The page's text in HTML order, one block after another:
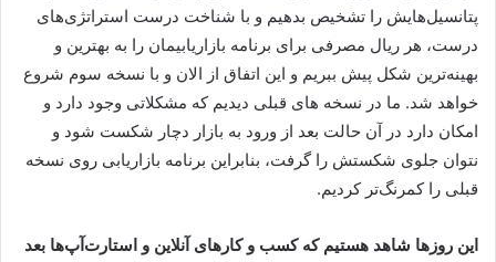
پتانسیل‌هایش را تشخیص بدهیم و با شناخت درست استراتژی‌های
درست، هر ریال مصرفی برای برنامه بازاریابیمان را به بهترین و
بهینه‌ترین شکل پیش ببریم و این اتفاق از الان و با نسخه سوم شروع
خواهد شد. ما در نسخه های قبلی دیدیم که مشکلاتی وجود دارد و
امکان دارد در آن حالت بعد از ورود به بازار دچار شکست شود و
نتوان جلوی شکستش را گرفت، بنابراین برنامه بازاریابی روی نسخه
قبلی را کمرنگ‌تر کردیم.
این روزها شاهد هستیم که کسب و کارهای آنلاین و استارت‌آپ‌ها بعد